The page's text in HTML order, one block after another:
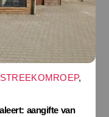
STREEKOMROEP,
aangifte van